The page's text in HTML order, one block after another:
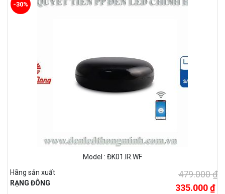
Model : ĐK01.IR.WF
Hãng sản xuất
RẠNG ĐÔNG
479.000 ₫
335.000 ₫
-30%